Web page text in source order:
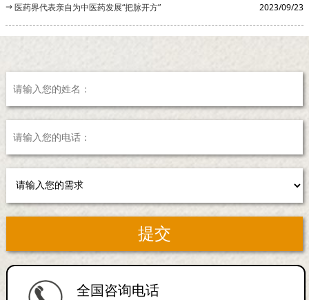
医药界代表亲自为中医药发展“把脉开方” 2023/09/23
全国咨询电话